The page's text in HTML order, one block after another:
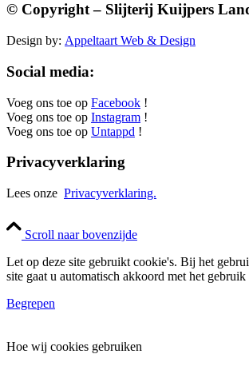
© Copyright – Slijterij Kuijpers
Design by: Appeltaart Web & Design
Social media:
Voeg ons toe op Facebook !
Voeg ons toe op Instagram !
Voeg ons toe op Untappd !
Privacyverklaring
Lees onze Privacyverklaring.
Scroll naar bovenzijde
Let op deze site gebruikt cookie's. Bij het
site gaat u automatisch akkoord met het
Begrepen
Hoe wij cookies gebruiken